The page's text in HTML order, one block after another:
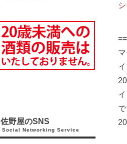
佐野屋のSNS
Social Networking Service
で